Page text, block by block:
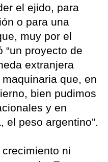
el ejido, para
o para una
muy por el
“un proyecto de
extranjera
que, en
bien pudimos
y en
el peso argentino”.
ni